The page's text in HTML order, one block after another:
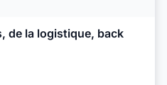
de la logistique, back